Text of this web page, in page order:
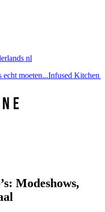
nl
Infused Kitchen bij
Modeshows,